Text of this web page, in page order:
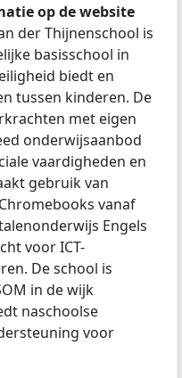
op de website
der Thijnenschool is
basisschool in
biedt en
tussen kinderen. De
met eigen
onderwijsaanbod
vaardigheden en
gebruik van
vanaf
Engels
voor ICT-
De school is
in de wijk
naschoolse
voor